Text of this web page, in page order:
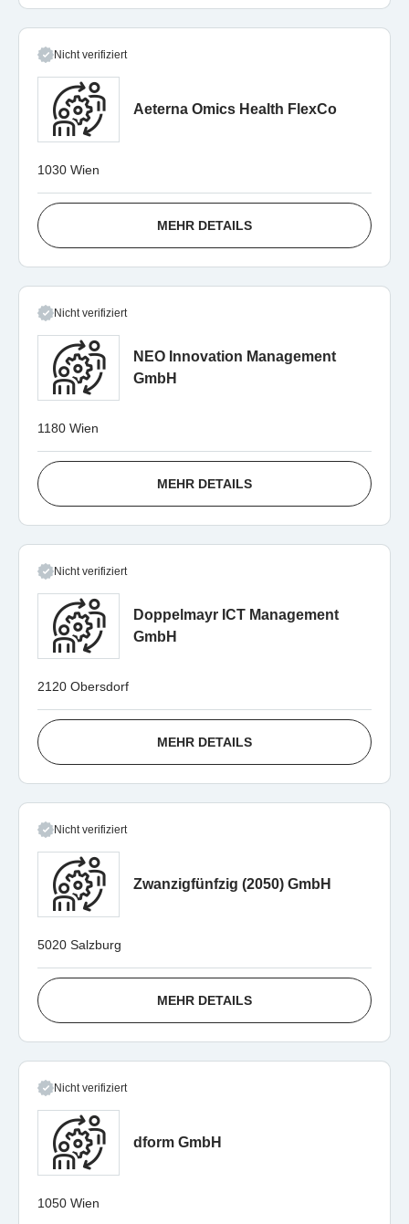
Nicht verifiziert
Aeterna Omics Health FlexCo
1030 Wien
MEHR DETAILS
Nicht verifiziert
NEO Innovation Management
GmbH
1180 Wien
MEHR DETAILS
Nicht verifiziert
Doppelmayr ICT Management
GmbH
2120 Obersdorf
MEHR DETAILS
Nicht verifiziert
Zwanzigfünfzig (2050) GmbH
5020 Salzburg
MEHR DETAILS
Nicht verifiziert
dform GmbH
1050 Wien